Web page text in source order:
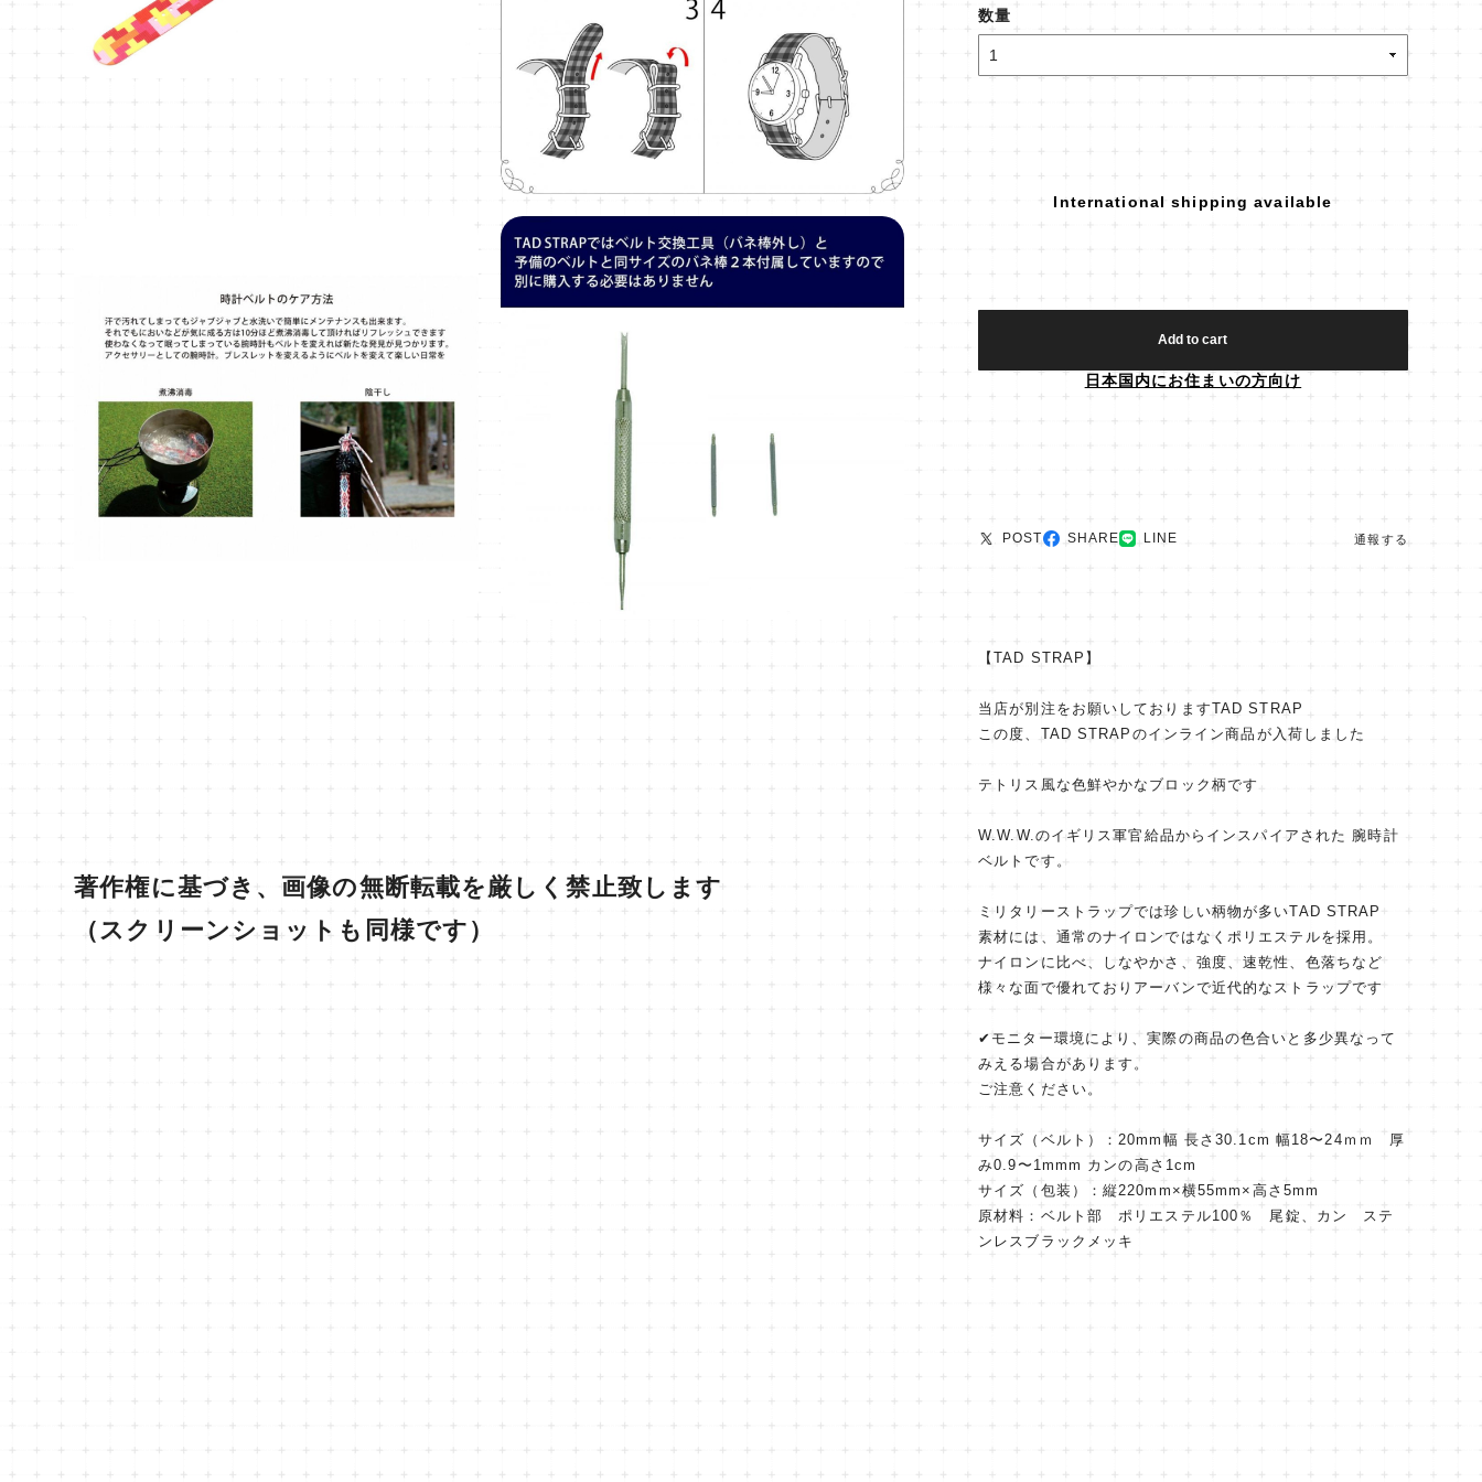
著作権に基づき、画像の無断転載を厳しく禁止致します
（スクリーンショットも同様です）
数量
International shipping available
Add to cart
日本国内にお住まいの方向け
POST SHARE LINE 通報する
【TAD STRAP】
当店が別注をお願いしておりますTAD STRAP
この度、TAD STRAPのインライン商品が入荷しました
テトリス風な色鮮やかなブロック柄です
W.W.W.のイギリス軍官給品からインスパイアされた 腕時計
ベルトです。
ミリタリーストラップでは珍しい柄物が多いTAD STRAP
素材には、通常のナイロンではなくポリエステルを採用。
ナイロンに比べ、しなやかさ、強度、速乾性、色落ちなど
様々な面で優れておりアーバンで近代的なストラップです
✔︎モニター環境により、実際の商品の色合いと多少異なって
みえる場合があります。
ご注意ください。
サイズ（ベルト）：20mm幅 長さ30.1cm 幅18〜24ｍｍ 厚
み0.9〜1mmm カンの高さ1cm
サイズ（包装）：縦220mm×横55mm×高さ5mm
原材料：ベルト部 ポリエステル100％ 尾錠、カン ステ
ンレスブラックメッキ